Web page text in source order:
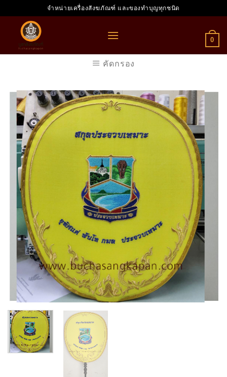
to
content
จำหน่ายเครื่องสังฆภัณฑ์ และของทำบุญทุกชนิด
0
คัดกรอง